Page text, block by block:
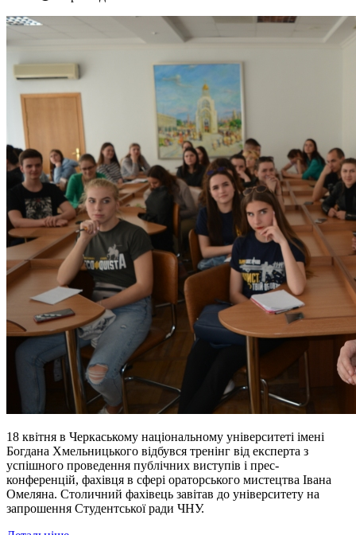
18 квітня в Черкаському національному університеті імені
Богдана Хмельницького відбувся тренінг від експерта з
успішного проведення публічних виступів і прес-
конференцій, фахівця в сфері ораторського мистецтва Івана
Омеляна. Столичний фахівець завітав до університету на
запрошення Студентської ради ЧНУ.